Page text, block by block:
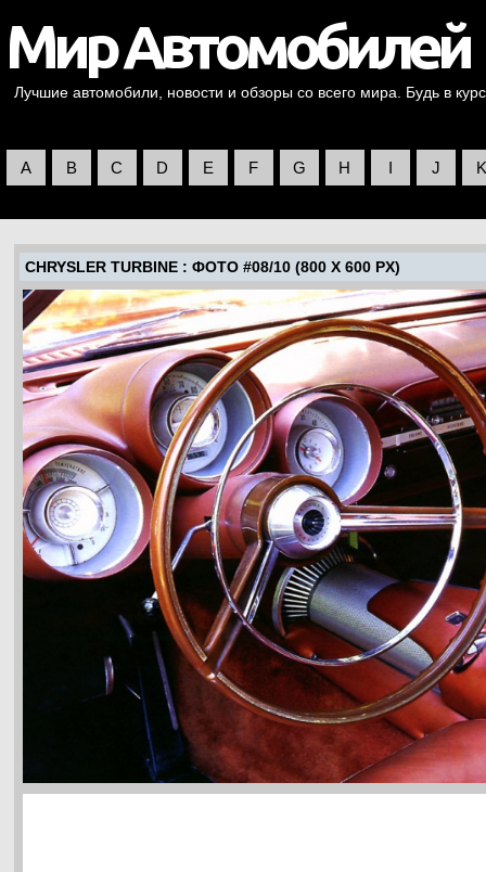
Лучшие автомобили, новости и обзоры со всего мира. Будь в
A B C D E F G H I J K
CHRYSLER TURBINE : ФОТО #08/10 (800 X 600 PX)